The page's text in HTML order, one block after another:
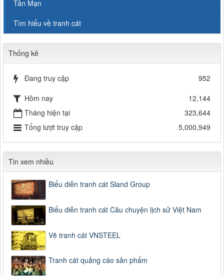
Tản Mạn
Tìm hiểu về tranh cát
Thống kê
Đang truy cập
952
Hôm nay
12,144
Tháng hiện tại
323,644
Tổng lượt truy cập
5,000,949
Tin xem nhiều
Biểu diễn tranh cát Sland Group
Biểu diễn tranh cát Câu chuyện lịch sử Việt Nam
Vẽ tranh cát VNSTEEL
Tranh cát quảng cáo sản phẩm